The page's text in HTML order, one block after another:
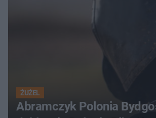
ŻUŻEL
Abramczyk Polonia